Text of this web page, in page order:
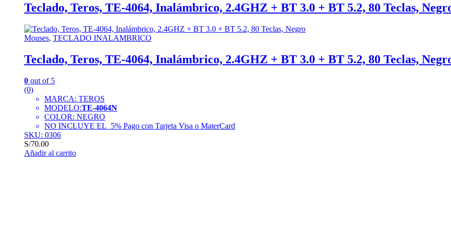
Teclado, Teros, TE-4064, Inalámbrico, 2.4GHZ + BT 3.0 + BT 5.2, 80 Teclas,
Mouses, TECLADO INALAMBRICO
Teclado, Teros, TE-4064, Inalámbrico, 2.4GHZ + BT 3.0 + BT 5.2, 80 Teclas,
0 out of 5
(0)
MARCA: TEROS
MODELO:TE-4064N
COLOR: NEGRO
NO INCLUYE EL 5% Pago con Tarjeta Visa o MaterCard
SKU: 0306
S/70.00
Añadir al carrito